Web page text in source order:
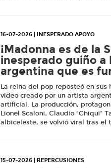
16-07-2026 | INESPERADO APOYO
¡Madonna es de la
inesperado guiño a
argentina que es
La reina del pop reposteó en
video creado por un artista
artificial. La producción,
Lionel Scaloni, Claudio “Chiqui”
albiceleste, se volvió viral tras el
15-07-2026 | REPERCUSIONES